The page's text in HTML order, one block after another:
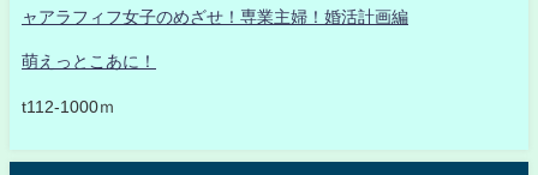
ャアラフィフ女子のめざせ！専業主婦！婚活計画編
萌えっとこあに！
t112-1000ｍ